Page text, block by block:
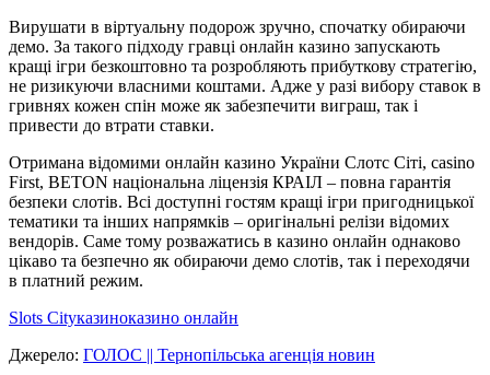
Вирушати в віртуальну подорож зручно, спочатку обираючи
демо. За такого підходу гравці онлайн казино запускають
кращі ігри безкоштовно та розробляють прибуткову стратегію,
не ризикуючи власними коштами. Адже у разі вибору ставок в
гривнях кожен спін може як забезпечити виграш, так і
привести до втрати ставки.
Отримана відомими онлайн казино України Слотс Сіті, casino
First, BETON національна ліцензія КРАІЛ – повна гарантія
безпеки слотів. Всі доступні гостям кращі ігри пригодницької
тематики та інших напрямків – оригінальні релізи відомих
вендорів. Саме тому розважатись в казино онлайн однаково
цікаво та безпечно як обираючи демо слотів, так і переходячи
в платний режим.
Slots Cityказиноказино онлайн
Джерело: ГОЛОС || Тернопільська агенція новин